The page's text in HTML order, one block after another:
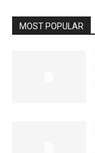
MOST POPULAR